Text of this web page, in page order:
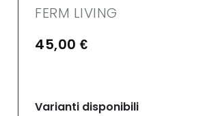
FERM LIVING
45,00 €
Varianti disponibili